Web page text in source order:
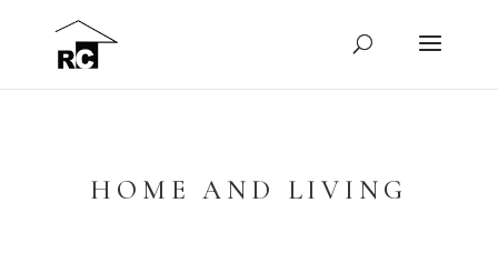
HOME AND LIVING